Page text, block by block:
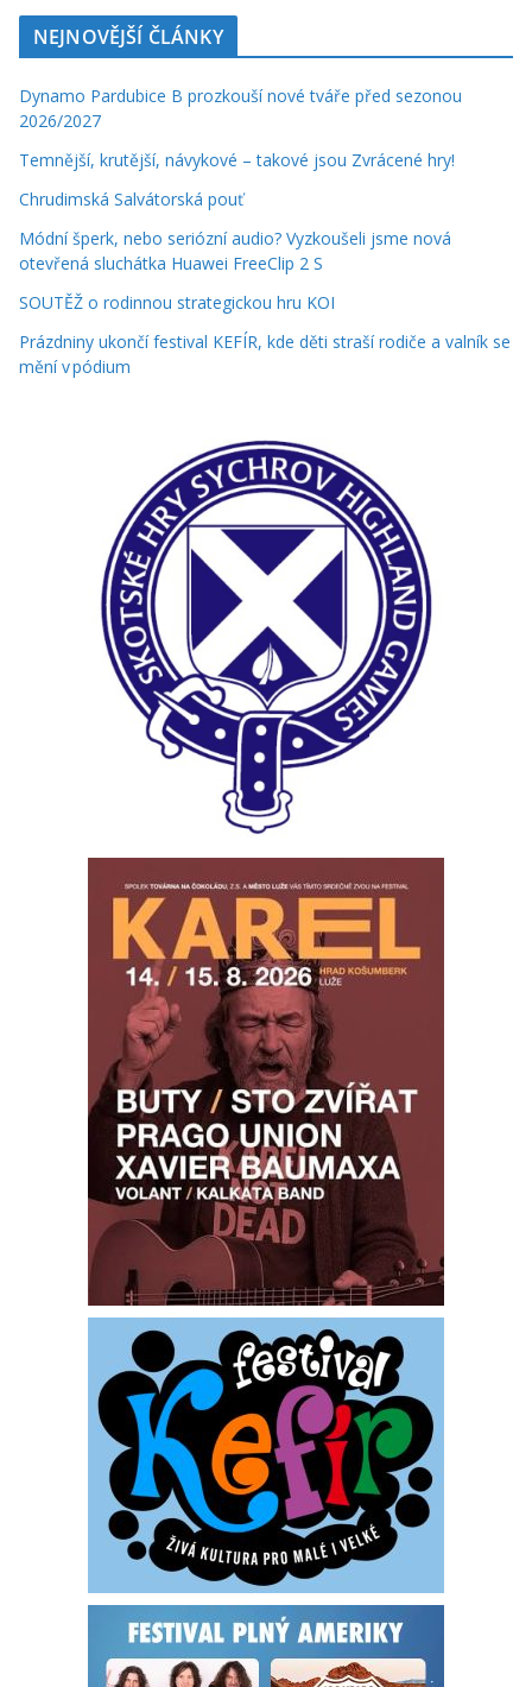
NEJNOVĚJŠÍ ČLÁNKY
Dynamo Pardubice B prozkouší nové tváře před sezonou
2026/2027
Temnější, krutější, návykové – takové jsou Zvrácené hry!
Chrudimská Salvátorská pouť
Módní šperk, nebo seriózní audio? Vyzkoušeli jsme nová
otevřená sluchátka Huawei FreeClip 2 S
SOUTĚŽ o rodinnou strategickou hru KOI
Prázdniny ukončí festival KEFÍR, kde děti straší rodiče a valník se
mění v pódium